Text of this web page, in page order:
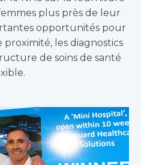
plus près de leur
opportunités pour
proximité, les diagnostics
de soins de santé